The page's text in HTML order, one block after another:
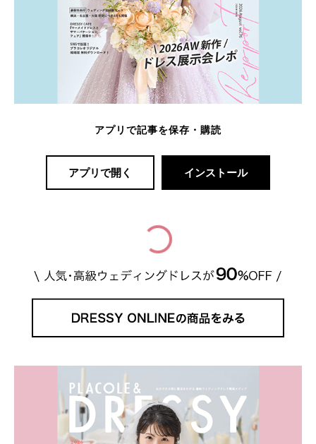
アプリで記事を保存・購読
アプリで開く インストール